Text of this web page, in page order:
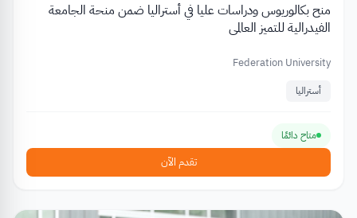
منح بكالوريوس ودراسات عليا في أستراليا ضمن منحة الجامعة
الفيدرالية للتميز العالمي
Federation University
أستراليا
متاح دائمًا
تقدم الآن